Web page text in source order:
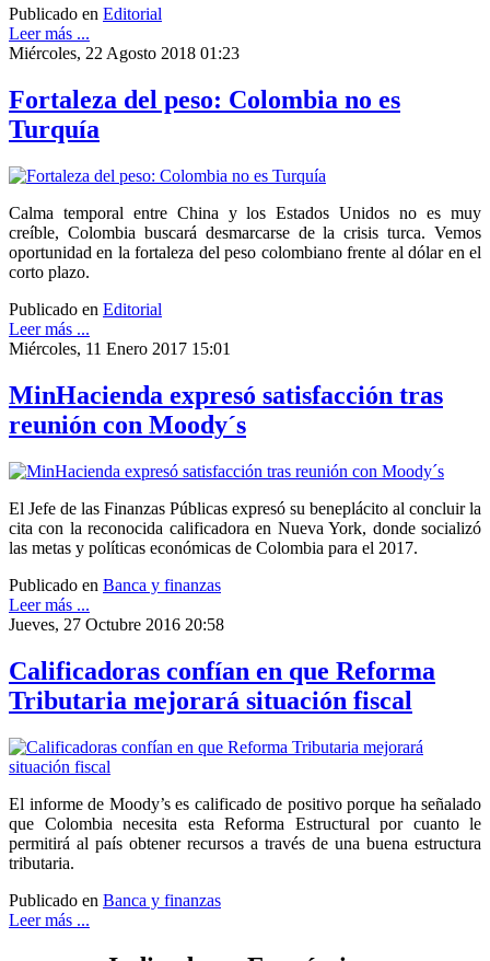
Publicado en Editorial
Leer más ...
Miércoles, 22 Agosto 2018 01:23
Fortaleza del peso: Colombia no es
Turquía
Calma temporal entre China y los Estados Unidos no es muy
creíble, Colombia buscará desmarcarse de la crisis turca. Vemos
oportunidad en la fortaleza del peso colombiano frente al dólar en el
corto plazo.
Publicado en Editorial
Leer más ...
Miércoles, 11 Enero 2017 15:01
MinHacienda expresó satisfacción tras
reunión con Moody´s
El Jefe de las Finanzas Públicas expresó su beneplácito al concluir la
cita con la reconocida calificadora en Nueva York, donde socializó
las metas y políticas económicas de Colombia para el 2017.
Publicado en Banca y finanzas
Leer más ...
Jueves, 27 Octubre 2016 20:58
Calificadoras confían en que Reforma
Tributaria mejorará situación fiscal
El informe de Moody’s es calificado de positivo porque ha señalado
que Colombia necesita esta Reforma Estructural por cuanto le
permitirá al país obtener recursos a través de una buena estructura
tributaria.
Publicado en Banca y finanzas
Leer más ...